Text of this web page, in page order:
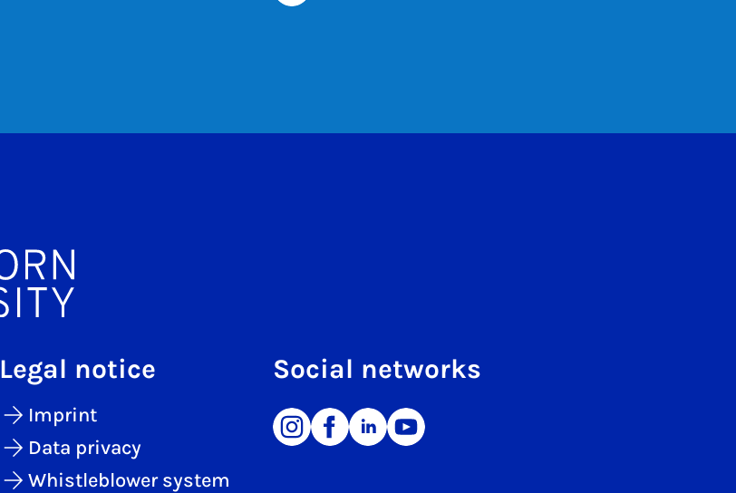
Legal notice
Imprint
Data privacy
Whistleblower system
Social networks